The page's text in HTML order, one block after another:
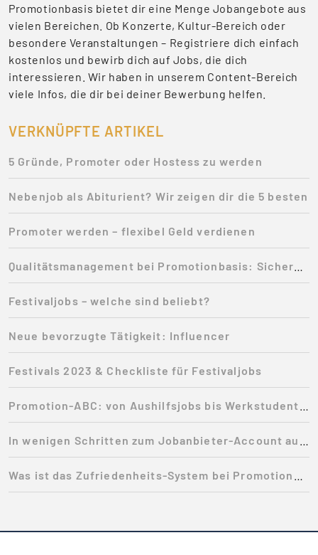
Promotionbasis bietet dir eine Menge Jobangebote aus
vielen Bereichen. Ob Konzerte, Kultur-Bereich oder
besondere Veranstaltungen – Registriere dich einfach
kostenlos und bewirb dich auf Jobs, die dich
interessieren. Wir haben in unserem Content-Bereich
viele Infos, die dir bei deiner Bewerbung helfen.
VERKNÜPFTE ARTIKEL
5 Gründe, Promoter oder Hostess zu werden
Nebenjob als Abiturient? Wir zeigen dir die 5 besten
Promoter werden – flexibel Geld verdienen
Festivaljobs – welche sind beliebt?
Neue bevorzugte Tätigkeit: Influencer
Festivals 2023 & Checkliste für Festivaljobs